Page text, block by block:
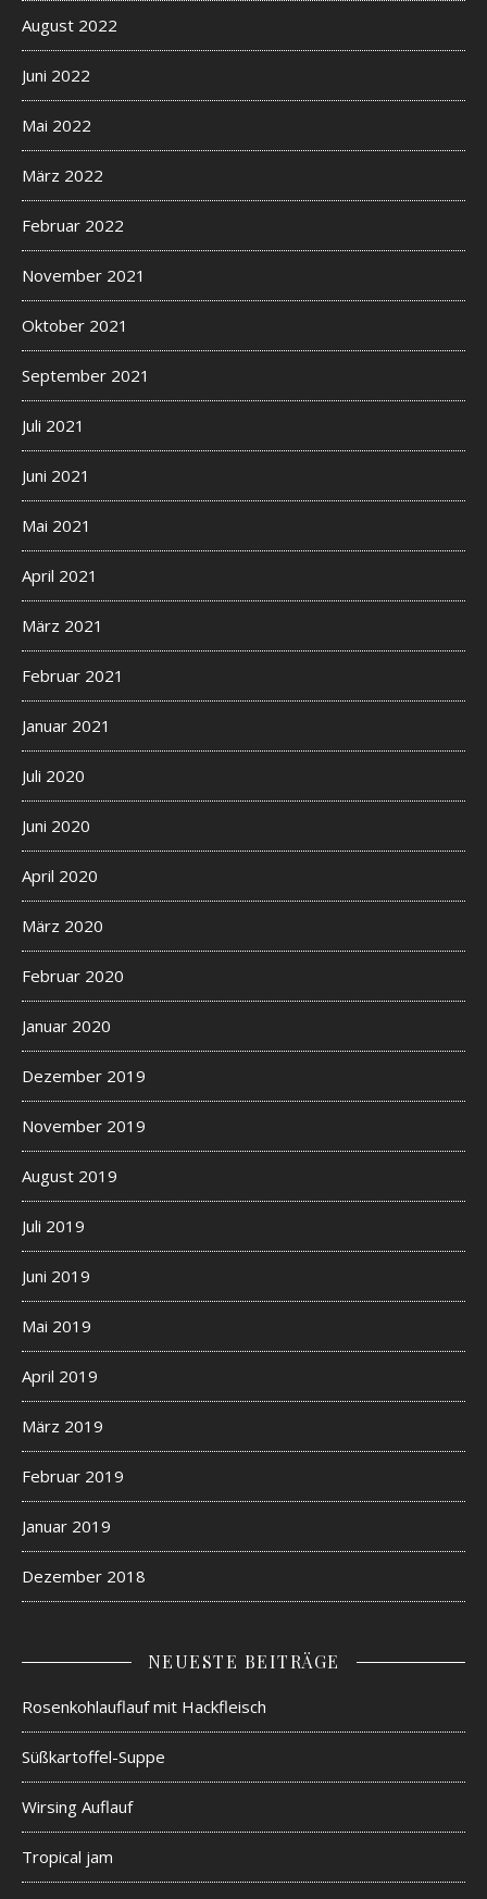
August 2022
Juni 2022
Mai 2022
März 2022
Februar 2022
November 2021
Oktober 2021
September 2021
Juli 2021
Juni 2021
Mai 2021
April 2021
März 2021
Februar 2021
Januar 2021
Juli 2020
Juni 2020
April 2020
März 2020
Februar 2020
Januar 2020
Dezember 2019
November 2019
August 2019
Juli 2019
Juni 2019
Mai 2019
April 2019
März 2019
Februar 2019
Januar 2019
Dezember 2018
NEUESTE BEITRÄGE
Rosenkohlauflauf mit Hackfleisch
Süßkartoffel-Suppe
Wirsing Auflauf
Tropical jam